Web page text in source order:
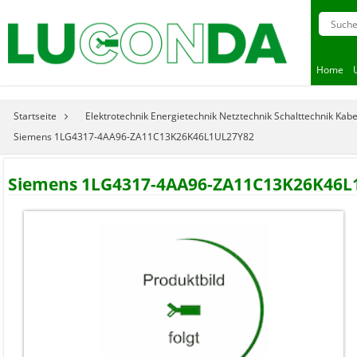
Home
Startseite
Elektrotechnik Energietechnik Netztechnik Schalttechnik
Siemens 1LG4317-4AA96-ZA11C13K26K46L1UL27Y82
Siemens 1LG4317-4AA96-